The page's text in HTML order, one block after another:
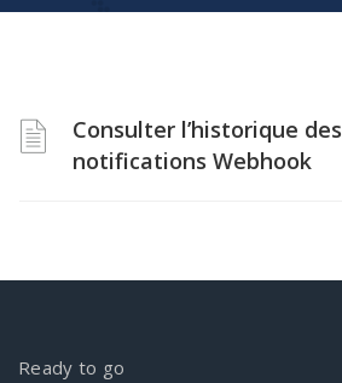
Consulter l’historique des
notifications Webhook
Ready to go